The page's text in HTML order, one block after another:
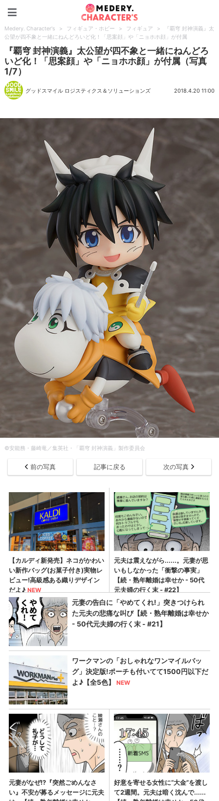
Medery. Character's > フィギュア・ホビー > フィギュア >
『覇穹 封神演義』太
公望が四不象と一緒にねんどろいど化！「思案顔」や「ニョホホ顔」が付属
『覇穹 封神演義』太公望が四不象と一緒にねんどろ
いど化！「思案顔」や「ニョホホ顔」が付属（写真
1/7）
グッドスマイル ロジスティクス＆ソリューションズ 2018.4.20 11:00
©安能務・藤崎竜／集英社・「覇穹 封神演義」製作委員会
前の写真 記事に戻る 次の写真